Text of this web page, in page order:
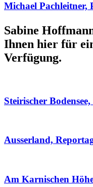
Michael Pachleitner,
Sabine
Ihnen hier für
Verfügung.
Steirischer
Ausserland,
Am Karnischen